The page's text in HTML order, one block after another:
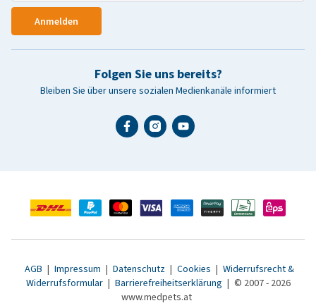
Anmelden
Folgen Sie uns bereits?
Bleiben Sie über unsere sozialen Medienkanäle informiert
AGB | Impressum | Datenschutz | Cookies | Widerrufsrecht &
Widerrufsformular | Barrierefreiheitserklärung | © 2007 - 2026
www.medpets.at